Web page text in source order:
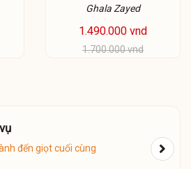
Ghala Zayed
1.490.000 vnd
1.700.000 vnd
đến giọt cuối cùng